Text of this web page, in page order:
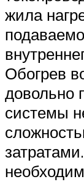
жила
Обогрев
довольно
системы